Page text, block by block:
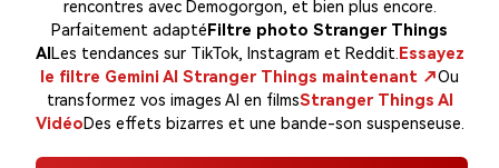
rencontres avec Demogorgon, et bien plus encore.
Parfaitement adapté Filtre photo Stranger Things
AI Les tendances sur TikTok, Instagram et Reddit. Essayez
le filtre Gemini AI Stranger Things maintenant ↗Ou
transformez vos images AI en filmsStranger Things AI
VidéoDes effets bizarres et une bande-son suspenseuse.